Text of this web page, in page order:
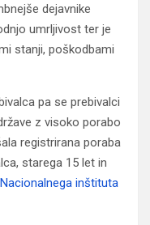
dejavnike
umrljivost ter je
stanji, poškodbami
pa se prebivalci
z visoko porabo
registrirana poraba
starega 15 let in
inštituta